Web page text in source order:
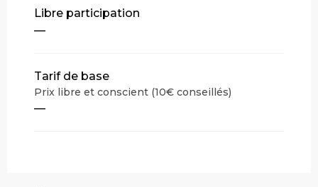
Tarifs 2027
Libre participation
—
Tarif de base
Prix libre et conscient (10€ conseillés)
—